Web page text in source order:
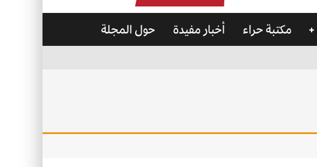
مكتبة حراء أخبار مفيدة حول المجلة